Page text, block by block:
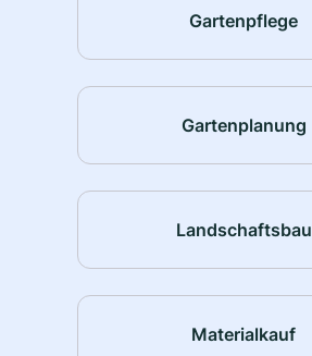
Gartenpflege
Gartenplanung
Landschaftsbau
Materialkauf